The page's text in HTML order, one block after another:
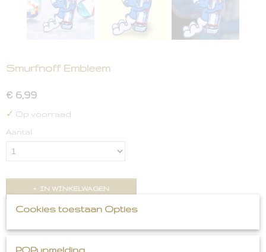
Smurfnoff Embleem
€ 6,99
✓ Op voorraad
Aantal
IN WINKELWAGEN
Smurfnoff Embleem
Cookies toestaan Opties
POPupmelding